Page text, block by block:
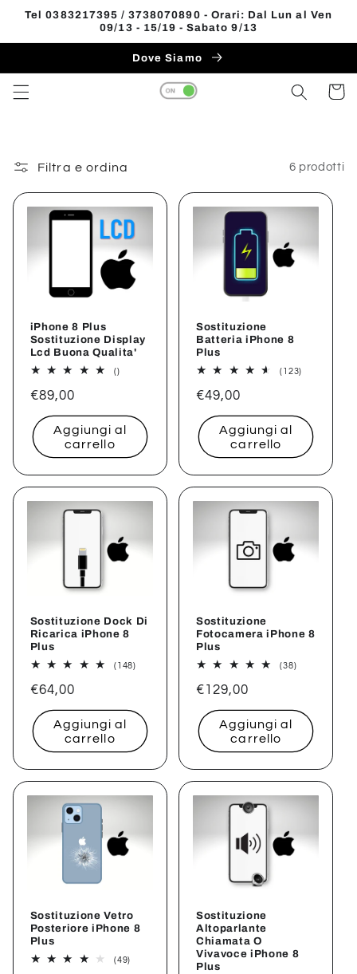
Privacy
Policy
direttamente
Tel 0383217395 / 3738070890 - Orari: Dal Lun al Ven
09/13 - 15/19 - Sabato 9/13
Dove Siamo
Carrello
Filtra e ordina 6 prodotti
iPhone 8 Plus
Sostituzione Display
Lcd Buona Qualita'
()recensioni
Prezzo
listino
€89,00
Aggiungi al
carrello
Sostituzione
Batteria iPhone 8
Plus
(123)
Prezzo
listino
€49,00
Aggiungi al
carrello
Sostituzione Dock Di
Ricarica iPhone 8
Plus
(148)148
Prezzo
listino
€64,00
Aggiungi al
carrello
Sostituzione
Fotocamera iPhone 8
Plus
(38)38
Prezzo
listino
€129,00
Aggiungi al
carrello
Sostituzione Vetro
Posteriore iPhone 8
Plus
(49)
Sostituzione
Altoparlante
Chiamata O
Vivavoce iPhone 8
Plus